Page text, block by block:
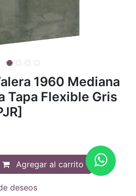
1960 Mediana
Tapa Flexible Gris
Agregar al carrito
deseos